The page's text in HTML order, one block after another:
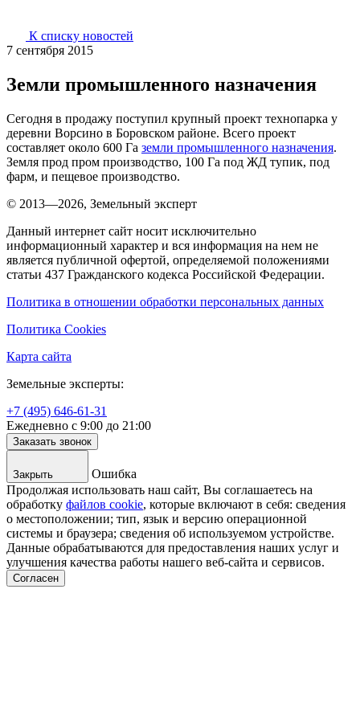
К списку новостей
7 сентября 2015
Земли промышленного назначения
Сегодня в продажу поступил крупный проект технопарка у
деревни Ворсино в Боровском районе. Всего проект
составляет около 600 Га земли промышленного назначения.
Земля прод пром производство, 100 Га под ЖД тупик, под
фарм, и пещевое производство.
© 2013—2026, Земельный эксперт
Данный интернет сайт носит исключительно
информационный характер и вся информация на нем не
является публичной офертой, определяемой положениями
статьи 437 Гражданского кодекса Российской Федерации.
Политика в отношении обработки персональных данных
Политика Cookies
Карта сайта
Земельные эксперты:
+7 (495) 646-61-31
Ежедневно с 9:00 до 21:00
Заказать звонок
Закрыть
Ошибка
Продолжая использовать наш сайт, Вы соглашаетесь на
обработку файлов cookie, которые включают в себя: сведения
о местоположении; тип, язык и версию операционной
системы и браузера; сведения об используемом устройстве.
Данные обрабатываются для предоставления наших услуг и
улучшения качества работы нашего веб-сайта и сервисов.
Согласен